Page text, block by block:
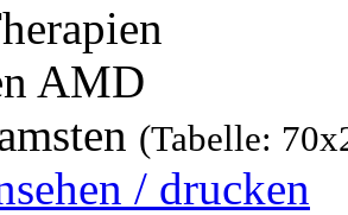
AMD
(Tabelle:
/ drucken